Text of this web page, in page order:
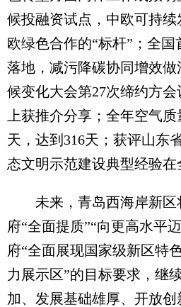
候投融资试点，中欧可持
欧绿色合作的“标杆”；全
落地，减污降碳协同增效做
候变化大会第27次缔约方会
上获推介分享；全年空气
天，达到316天；获评山东
态文明示范建设典型经验在
未来，青岛西海岸新区
府“全面提质”“向更高水平
府“全面展现国家级新区特
力展示区”的目标要求，继
加、发展基础雄厚、开放创